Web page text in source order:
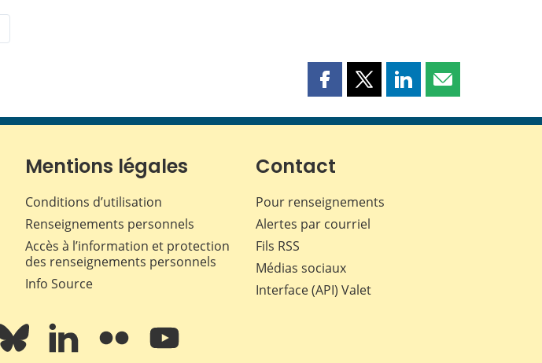
Partager
page
Facebook
Partager
page
Partager
page
Partager
page
Mentions légales
Conditions d’utilisation
Renseignements personnels
Accès à l’information et protection
des renseignements personnels
Info Source
Contact
Pour renseignements
Alertes par courriel
Fils RSS
Médias sociaux
Interface (API) Valet